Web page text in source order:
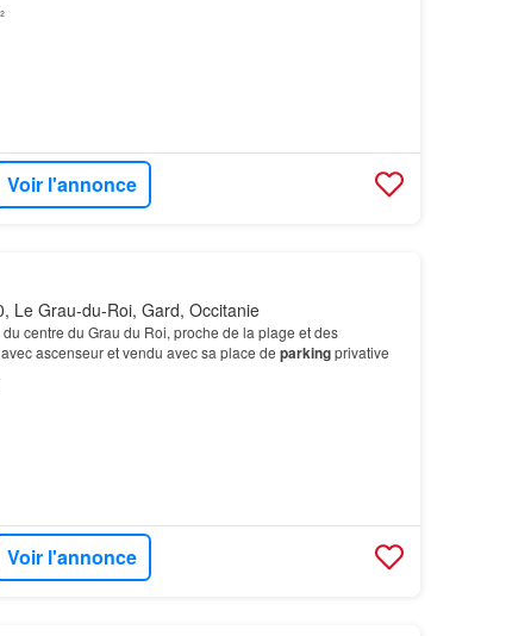
Voir l'annonce
Le Grau-du-Roi, Gard, Occitanie
centre du Grau du Roi, proche de la plage et des
ascenseur et vendu avec sa place de parkingprivative
Voir l'annonce